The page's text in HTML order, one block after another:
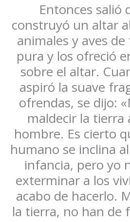
Entonces salió
construyó un altar
animales y aves
pura y los ofreció
sobre el altar.
aspiró la suave
ofrendas, se dijo:
maldecir la tierra
hombre. Es cierto
humano se inclina
infancia, pero yo
exterminar a los
acabo de hacerlo.
la tierra, no han de